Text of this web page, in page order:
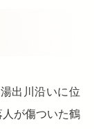
出川沿いに位
が傷ついた鶴